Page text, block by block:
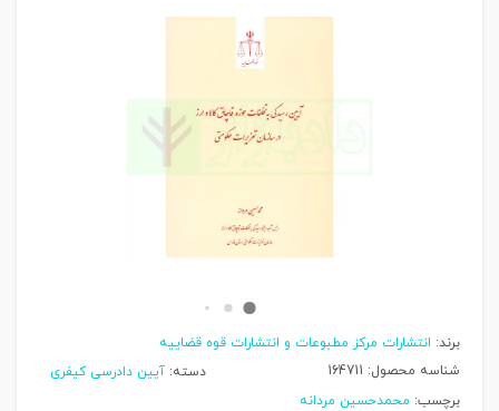
برند: انتشارات مرکز مطبوعات و انتشارات قوه قضاییه
شناسه محصول: 164711 دسته: آیین دادرسی کیفری
برچسب: محمدحسین مردانه